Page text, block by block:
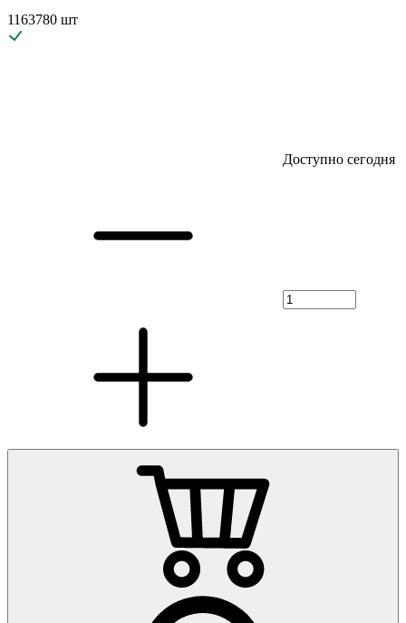
1163780 шт
Доступно сегодня